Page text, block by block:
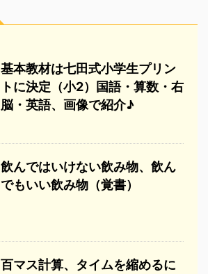
基本教材は七田式小学生プリン
トに決定（小2）国語・算数・右
脳・英語、画像で紹介♪
飲んではいけない飲み物、飲ん
でもいい飲み物（覚書）
百マス計算、タイムを縮めるに